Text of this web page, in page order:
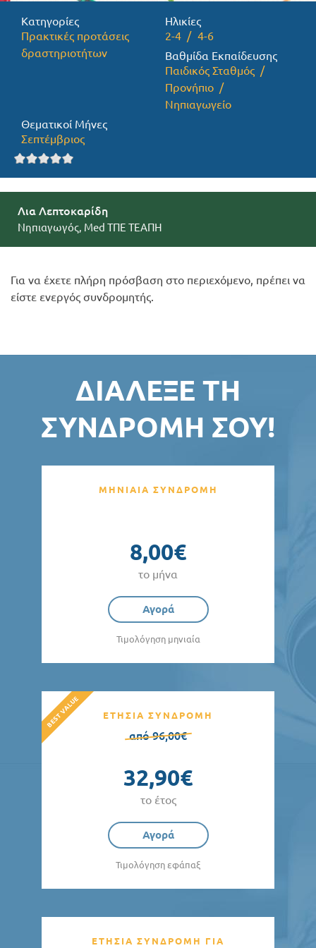
Προσφορές
Κατηγορίες
Πρακτικές προτάσεις
δραστηριοτήτων
Ηλικίες
2-4
4-6
Βαθμίδα Εκπαίδευσης
Παιδικός Σταθμός
Προνήπιο
Νηπιαγωγείο
Θεματικοί Μήνες
Σεπτέμβριος
Λια Λεπτοκαρίδη
Νηπιαγωγός, Med ΤΠΕ ΤΕΑΠΗ
Για να έχετε πλήρη πρόσβαση στο περιεχόμενο, πρέπει να
είστε ενεργός συνδρομητής.
ΔΙΆΛΕΞΕ ΤΗ
ΣΥΝΔΡΟΜΉ ΣΟΥ!
ΜΗΝΙΑΙΑ ΣΥΝΔΡΟΜΗ
8,00€
το μήνα
Αγορά
Τιμολόγηση μηνιαία
ΕΤΗΣΙΑ ΣΥΝΔΡΟΜΗ
από 96,00€
32,90€
το έτος
Αγορά
Τιμολόγηση εφάπαξ
ΕΤΗΣΙΑ ΣΥΝΔΡΟΜΗ ΓΙΑ